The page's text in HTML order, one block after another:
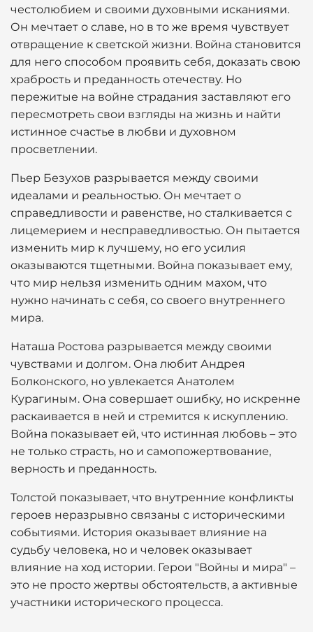
честолюбием и своими духовными исканиями.
Он мечтает о славе, но в то же время чувствует
отвращение к светской жизни. Война становится
для него способом проявить себя, доказать свою
храбрость и преданность отечеству. Но
пережитые на войне страдания заставляют его
пересмотреть свои взгляды на жизнь и найти
истинное счастье в любви и духовном
просветлении.
Пьер Безухов разрывается между своими
идеалами и реальностью. Он мечтает о
справедливости и равенстве, но сталкивается с
лицемерием и несправедливостью. Он пытается
изменить мир к лучшему, но его усилия
оказываются тщетными. Война показывает ему,
что мир нельзя изменить одним махом, что
нужно начинать с себя, со своего внутреннего
мира.
Наташа Ростова разрывается между своими
чувствами и долгом. Она любит Андрея
Болконского, но увлекается Анатолем
Курагиным. Она совершает ошибку, но искренне
раскаивается в ней и стремится к искуплению.
Война показывает ей, что истинная любовь – это
не только страсть, но и самопожертвование,
верность и преданность.
Толстой показывает, что внутренние конфликты
героев неразрывно связаны с историческими
событиями. История оказывает влияние на
судьбу человека, но и человек оказывает
влияние на ход истории. Герои "Войны и мира" –
это не просто жертвы обстоятельств, а активные
участники исторического процесса.